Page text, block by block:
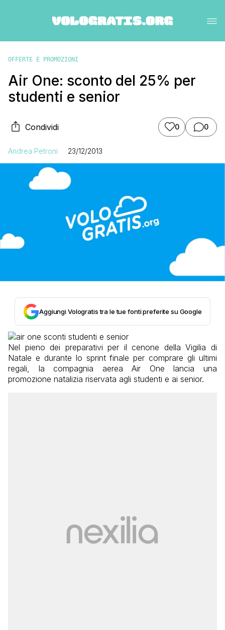
OFFERTE E PROMOZIONI
Air One: sconto del 25% per
studenti e senior
Condividi 0 0
Andrea Petroni 23/12/2013
Aggiungi Vologratis tra le tue fonti preferite su Google
Nel pieno dei preparativi per il cenone della Vigilia di
Natale e durante lo sprint finale per comprare gli ultimi
regali, la compagnia aerea Air One lancia una
promozione natalizia riservata agli studenti e ai senior.